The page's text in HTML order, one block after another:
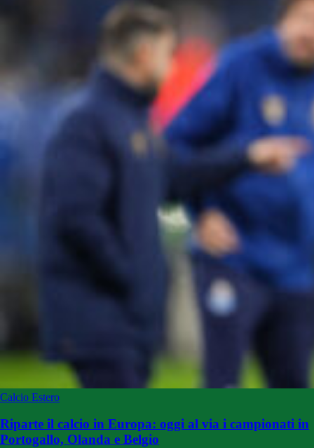
Calcio Estero
Riparte il calcio in Europa: oggi al via i campionati in
Portogallo, Olanda e Belgio